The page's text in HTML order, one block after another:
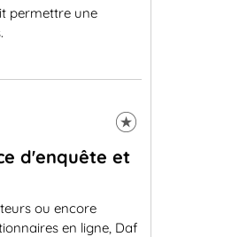
permettre une
d'enquête et
ou encore
en ligne, Daf